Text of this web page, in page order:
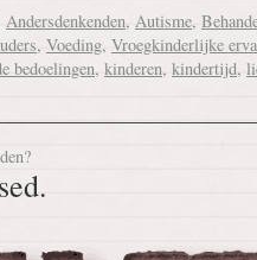
Andersdenkenden, Autisme,
, Voeding, Vroegkinderlijke
bedoelingen, kinderen, kindertijd,